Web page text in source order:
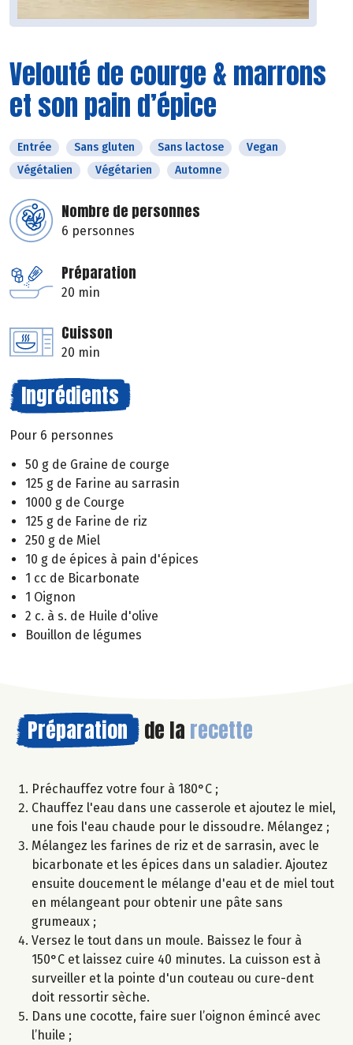
Velouté de courge & marrons
et son pain d’épice
Entrée Sans gluten Sans lactose
Vegan
Végétalien
Végétarien Automne
Nombre de personnes
6 personnes
Préparation
20 min
Cuisson
20 min
Ingrédients
Pour 6 personnes
50 g de Graine de courge
125 g de Farine au sarrasin
1000 g de Courge
125 g de Farine de riz
250 g de Miel
10 g de épices à pain d'épices
1 cc de Bicarbonate
1 Oignon
2 c. à s. de Huile d'olive
Bouillon de légumes
Préparation de la recette
Préchauffez votre four à 180°C ;
Chauffez l'eau dans une casserole et ajoutez le miel,
une fois l'eau chaude pour le dissoudre. Mélangez ;
Mélangez les farines de riz et de sarrasin, avec le
bicarbonate et les épices dans un saladier. Ajoutez
ensuite doucement le mélange d'eau et de miel tout
en mélangeant pour obtenir une pâte sans
grumeaux ;
Versez le tout dans un moule. Baissez le four à
150°C et laissez cuire 40 minutes. La cuisson est à
surveiller et la pointe d'un couteau ou cure-dent
doit ressortir sèche.
Dans une cocotte, faire suer l’oignon émincé avec
l’huile ;